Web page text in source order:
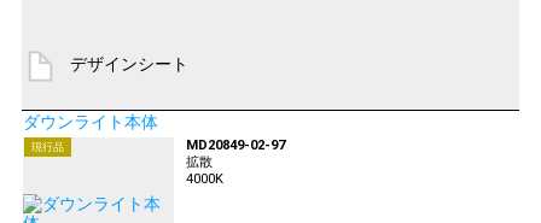
デザインシート
ダウンライト本体
現行品
MD20849-02-97
拡散
4000K